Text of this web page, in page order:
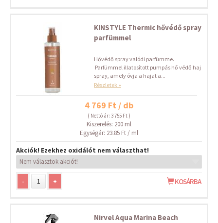
KINSTYLE Thermic hővédő spray
parfümmel
Hővédő spray valódi parfümme.
Parfümmel illatosított pumpás hő védő haj
spray, amely óvja a hajat a...
Részletek »
4 769 Ft / db
( Nettó ár: 3 755 Ft )
Kiszerelés: 200 ml
Egységár: 23.85 Ft / ml
Akciók! Ezekhez oxidálót nem választhat!
- + KOSÁRBA
Nirvel Aqua Marina Beach